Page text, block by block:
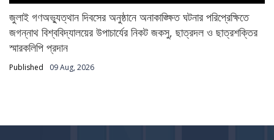
জুলাই গণঅভ্যুত্থান দিবসের অনুষ্ঠানে অনাকাঙ্ক্ষিত ঘটনার পরিপ্রেক্ষিতে
জগন্নাথ বিশ্ববিদ্যালয়ের উপাচার্যের নিকট জকসু, ছাত্রদল ও ছাত্রশক্তির
স্মারকলিপি প্রদান
Published 09 Aug, 2026